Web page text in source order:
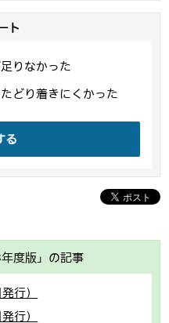
ト
りなかった
たどり着きにくかった
る
度版」の記事
行）
行）